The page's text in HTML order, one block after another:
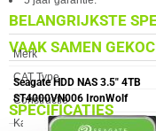
BELANGRIJKSTE
Eigenschap Waarde
Merk
CAT Type
Constructie
Kabellengte
SPECIFICATIES
VAAK SAMEN
Seagate HDD NAS 3.5" 4TB
ST4000VN006 IronWolf